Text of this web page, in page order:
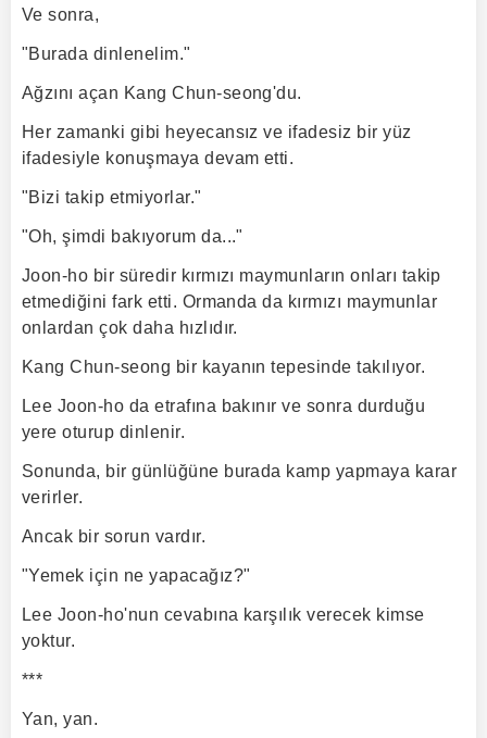
Ve sonra,
"Burada dinlenelim."
Ağzını açan Kang Chun-seong'du.
Her zamanki gibi heyecansız ve ifadesiz bir yüz
ifadesiyle konuşmaya devam etti.
"Bizi takip etmiyorlar."
"Oh, şimdi bakıyorum da..."
Joon-ho bir süredir kırmızı maymunların onları takip
etmediğini fark etti. Ormanda da kırmızı maymunlar
onlardan çok daha hızlıdır.
Kang Chun-seong bir kayanın tepesinde takılıyor.
Lee Joon-ho da etrafına bakınır ve sonra durduğu
yere oturup dinlenir.
Sonunda, bir günlüğüne burada kamp yapmaya karar
verirler.
Ancak bir sorun vardır.
"Yemek için ne yapacağız?"
Lee Joon-ho'nun cevabına karşılık verecek kimse
yoktur.
***
Yan, yan.